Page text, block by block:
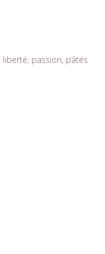
liberté, passion, pâtés